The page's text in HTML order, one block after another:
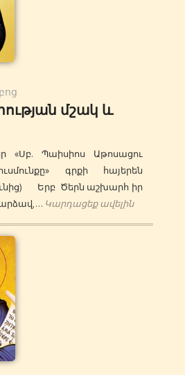
մշակ և
«Սբ. Պաիսիոս Աթոսացու
գրքի հայերեն
Երբ Ծերն աշխարհ իր
Կարդացեք ավելին